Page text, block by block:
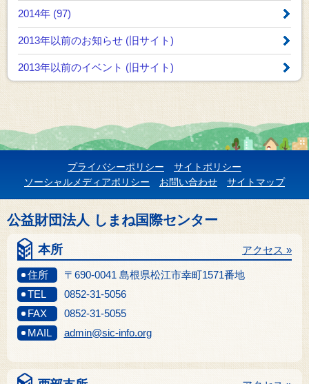
2014年 (97)
2013年以前のお知らせ (旧サイト)
2013年以前のイベント (旧サイト)
プライバシーポリシー
サイトポリシー
ソーシャルメディアポリシー
お問い合わせ サイトマップ
公益財団法人 しまね国際センター
本所
住所 〒690-0041 島根県松江市幸町1571番地
アクセス »
TEL
0852-31-5056
FAX
0852-31-5055
MAIL
admin@sic-info.org